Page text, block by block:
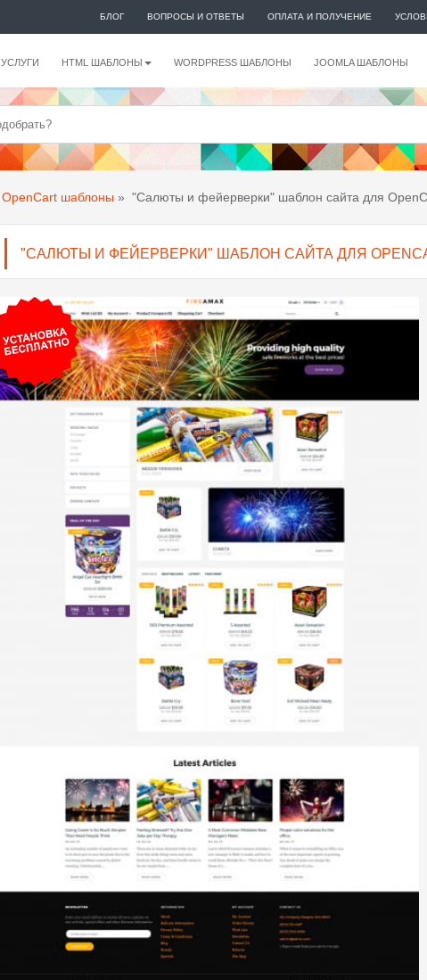
БЛОГ ВОПРОСЫ И ОТВЕТЫ ОПЛАТА И ПОЛУЧЕНИЕ
УСЛУГИ HTML ШАБЛОНЫ WORDPRESS ШАБЛОНЫ JOOMLA ШАБЛОНЫ
OpenCart шаблоны » "Салюты и фейерверки" шаблон сайта для
"САЛЮТЫ И ФЕЙЕРВЕРКИ" ШАБЛОН САЙТА ДЛЯ